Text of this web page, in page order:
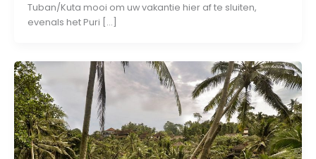
Tuban/Kuta mooi om uw vakantie hier af te sluiten,
evenals het Puri […]